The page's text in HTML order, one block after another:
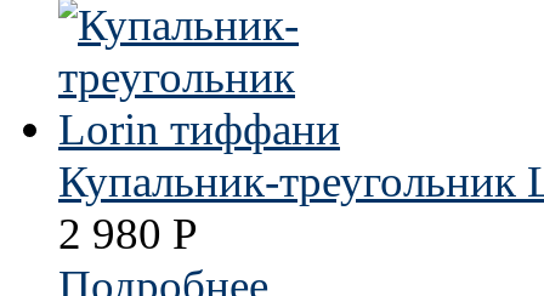
Купальник-
2 980 Р
Подробнее